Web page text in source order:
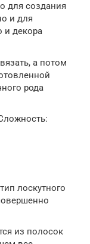
для создания
и для
и декора
а потом
рода
лоскутного
из полосок